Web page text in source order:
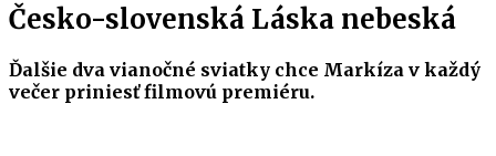
Česko-slovenská Láska nebeská
Ďalšie dva vianočné sviatky chce Markíza v každý
večer priniesť filmovú premiéru.